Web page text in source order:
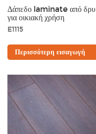
Δάπεδο laminate από δρυ
για οικιακή χρήση
E1115
Περισσότερη εισαγωγή